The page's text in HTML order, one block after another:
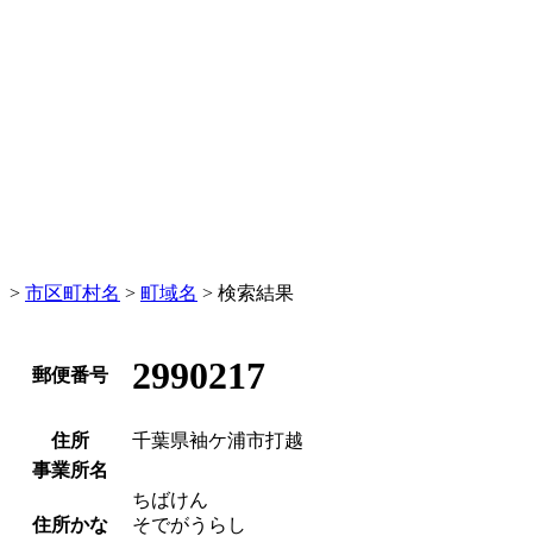
> 市区町村名 > 町域名 > 検索結果
郵便番号 2990217
住所
千葉県袖ケ浦市打越
事業所名
住所かな
ちばけん
そでがうらし